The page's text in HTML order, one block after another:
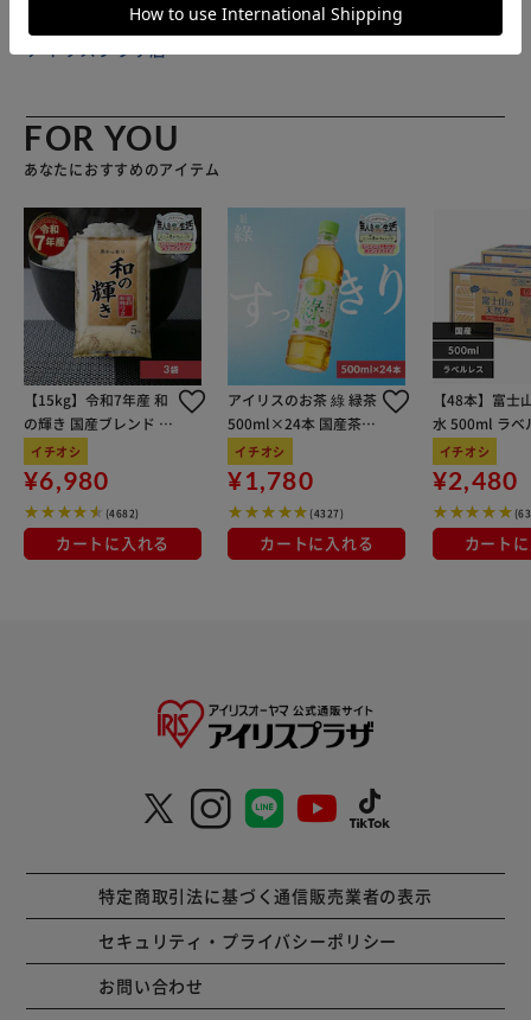
【重量】 約40g 【注意点】 ※シルクは繊維が細いため、繰
でのご使用を避け、休ませながら着用されると長持ちしま
す。 ※生地が2重編み構造になっているため、外側と内側の
生地がずれることがございます。特にお洗濯後は形を整えて
干してください。ずれが戻らない場合は、一度靴下を引っく
り返して形を整えてください。 ※カメラやモニターの性質
により、画像と実物の色の違いがある場合がございますので
ご理解願います。 【ご利用シーン】 プレゼント 贈り物 ギフ
ト お返し 引っ越し祝い 新生活 お祝い 内祝い
販売元(特定商取引法に基づく表記)：BACKYARD FAMILY
アイリスプラザ店
FOR YOU
あなたにおすすめのアイテム
【15kg】令和7年産 和
の輝き 国産ブレンド 5
kg×3袋
イチオシ
¥6,980
(4682)
カートに入れる
アイリスのお茶 綠 緑茶
500ml×24本 国産茶葉
100％使用
イチオシ
¥1,780
(4327)
カートに入れる
【48本】富士
水 500ml ラベ
イチオシ
¥2,480
カート
特定商取引法に基づく通信販売業者の表示
セキュリティ・プライバシーポリシー
お問い合わせ